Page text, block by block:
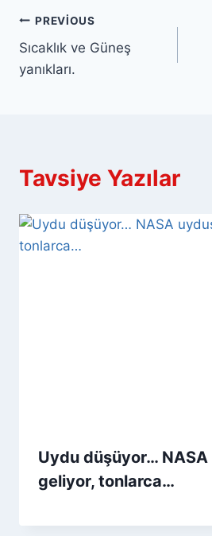
Yazı
gezinmesi
PREVIOUS
Sıcaklık ve Güneş
yanıkları.
Tavsiye Yazılar
Uydu düşüyor…
geliyor, tonlarca…